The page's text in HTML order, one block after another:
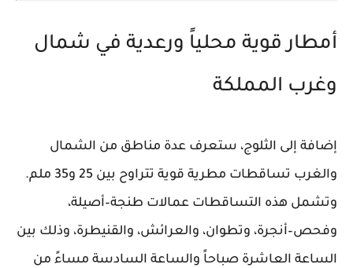
أمطار قوية محلياً ورعدية في شمال
وغرب المملكة
إضافة إلى الثلوج، ستعرف عدة مناطق من الشمال
والغرب تساقطات مطرية قوية تتراوح بين 25 و35 ملم.
وتشمل هذه التساقطات عمالات طنجة–أصيلة،
وفحص–أنجرة، وتطوان، والعرائش، والقنيطرة، وذلك بين
الساعة العاشرة صباحاً والساعة السادسة مساءً من